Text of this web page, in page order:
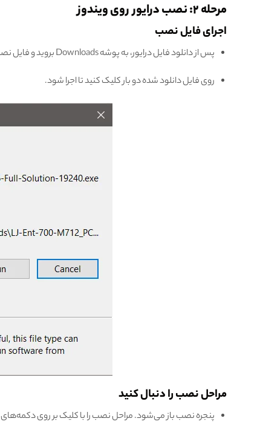
مرحله ۲: نصب درایور روی ویندوز
اجرای فایل نصب
پس از دانلود فایل درایور، به پوشه Downloads بروید و فایل نصب را پیدا کنید.
روی فایل دانلود شده دو بار کلیک کنید تا اجرا شود.
مراحل نصب را دنبال کنید
پنجره نصب باز می‌شود. مراحل نصب را با کلیک بر روی دکمه‌های Next و قبول شرایط دنبال کنید.